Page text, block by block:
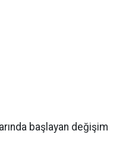
başlayan değişim